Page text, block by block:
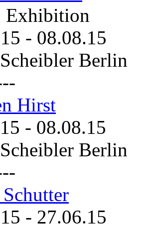
Exhibition
- 08.08.15
Berlin
Hirst
- 08.08.15
Berlin
- 27.06.15